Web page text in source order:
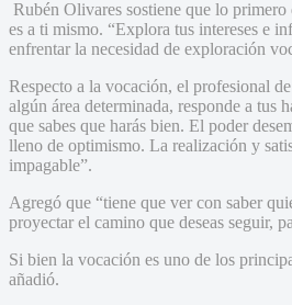
Rubén Olivares sostiene que lo primero
es a ti mismo. “Explora tus intereses e
enfrentar la necesidad de exploración
Respecto a la vocación, el profesional
algún área determinada, responde a tus
que sabes que harás bien. El poder
lleno de optimismo. La realización y
impagable”.
Agregó que “tiene que ver con saber
proyectar el camino que deseas seguir,
Si bien la vocación es uno de los
añadió.